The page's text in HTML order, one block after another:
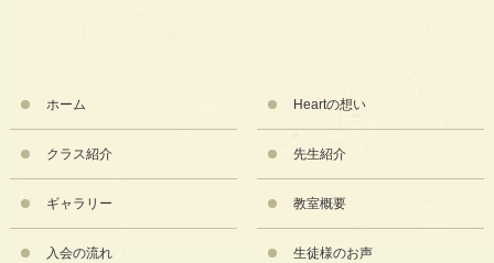
ホーム Heartの想い
クラス紹介 先生紹介
ギャラリー 教室概要
入会の流れ 生徒様のお声